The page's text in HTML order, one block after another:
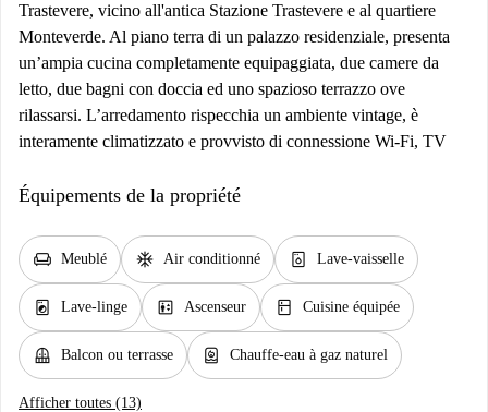
Trastevere, vicino all'antica Stazione Trastevere e al quartiere
Monteverde. Al piano terra di un palazzo residenziale, presenta
un’ampia cucina completamente equipaggiata, due camere da
letto, due bagni con doccia ed uno spazioso terrazzo ove
rilassarsi. L’arredamento rispecchia un ambiente vintage, è
interamente climatizzato e provvisto di connessione Wi-Fi, TV
Équipements de la propriété
chair Meublé ac_unit Air conditionné dishwasher_gen Lave-vaisselle
local_laundry_service Lave-linge elevator Ascenseur kitchen Cuisine équipée
balcony Balcon ou terrasse water_heater Chauffe-eau à gaz naturel
Afficher toutes (13)